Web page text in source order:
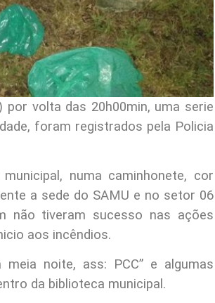
por volta das 20h00min, uma serie
foram registrados pela Policia
numa caminhonete, cor
a sede do SAMU e no setor 06
não tiveram sucesso nas ações
aos incêndios.
noite, ass: PCC” e algumas
da biblioteca municipal.